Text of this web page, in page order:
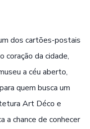
dos cartões-postais
coração da cidade,
a céu aberto,
quem busca um
Art Déco e
a chance de conhecer